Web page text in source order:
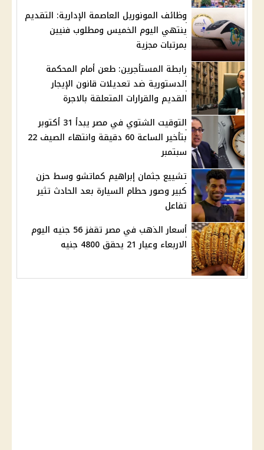
وظائف المونوريل العاصمة الإدارية: التقديم
ينتهي اليوم الخميس ومطلوب فنيين
بمرتبات مجزية
رابطة المستأجرين: طعن أمام المحكمة
الدستورية ضد تعديلات قانون الإيجار
القديم والقرارات المتعلقة بالاجرة
التوقيت الشتوي في مصر يبدأ 31 أكتوبر
بتأخير الساعة 60 دقيقة وانتهاء الصيف 22
سبتمبر
تشييع جثمان إبراهيم كماتشو وسط حزن
كبير وصور حطام السيارة بعد الحادث تثير
تفاعل
أسعار الذهب في مصر تقفز 56 جنيه اليوم
الاربعاء وعيار 21 يحقق 4800 جنيه